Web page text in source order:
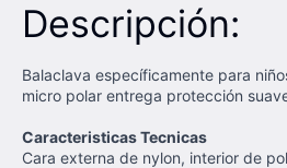
Descripción:
Balaclava específicamente para
micro polar entrega protección
Caracteristicas Tecnicas
Cara externa de nylon, interior de